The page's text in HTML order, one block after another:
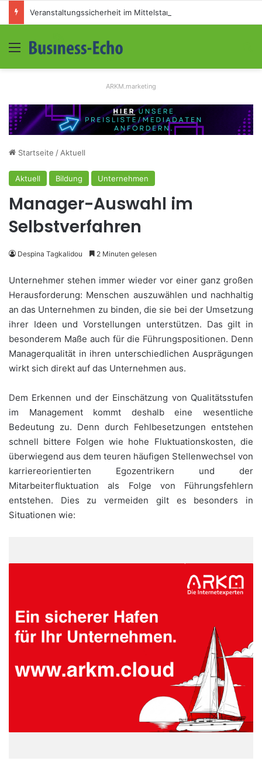
Menü
ARKM.marketing
Startseite / Aktuell
Aktuell Bildung Unternehmen
Manager-Auswahl im
Selbstverfahren
Despina Tagkalidou 2 Minuten gelesen
Unternehmer stehen immer wieder vor einer ganz großen
Herausforderung: Menschen auszuwählen und nachhaltig
an das Unternehmen zu binden, die sie bei der Umsetzung
ihrer Ideen und Vorstellungen unterstützen. Das gilt in
besonderem Maße auch für die Führungspositionen. Denn
Managerqualität in ihren unterschiedlichen Ausprägungen
wirkt sich direkt auf das Unternehmen aus.
Dem Erkennen und der Einschätzung von Qualitätsstufen
im Management kommt deshalb eine wesentliche
Bedeutung zu. Denn durch Fehlbesetzungen entstehen
schnell bittere Folgen wie hohe Fluktuationskosten, die
überwiegend aus dem teuren häufigen Stellenwechsel von
karriereorientierten Egozentrikern und der
Mitarbeiterfluktuation als Folge von Führungsfehlern
entstehen. Dies zu vermeiden gilt es besonders in
Situationen wie: